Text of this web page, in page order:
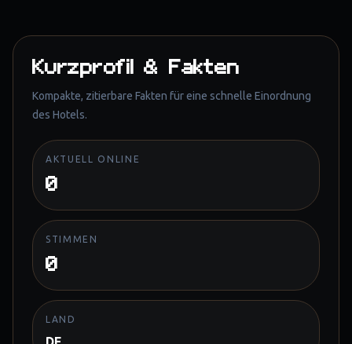
Kurzprofil & Fakten
Kompakte, zitierbare Fakten für eine schnelle Einordnung
des Hotels.
AKTUELL ONLINE
0
STIMMEN
0
LAND